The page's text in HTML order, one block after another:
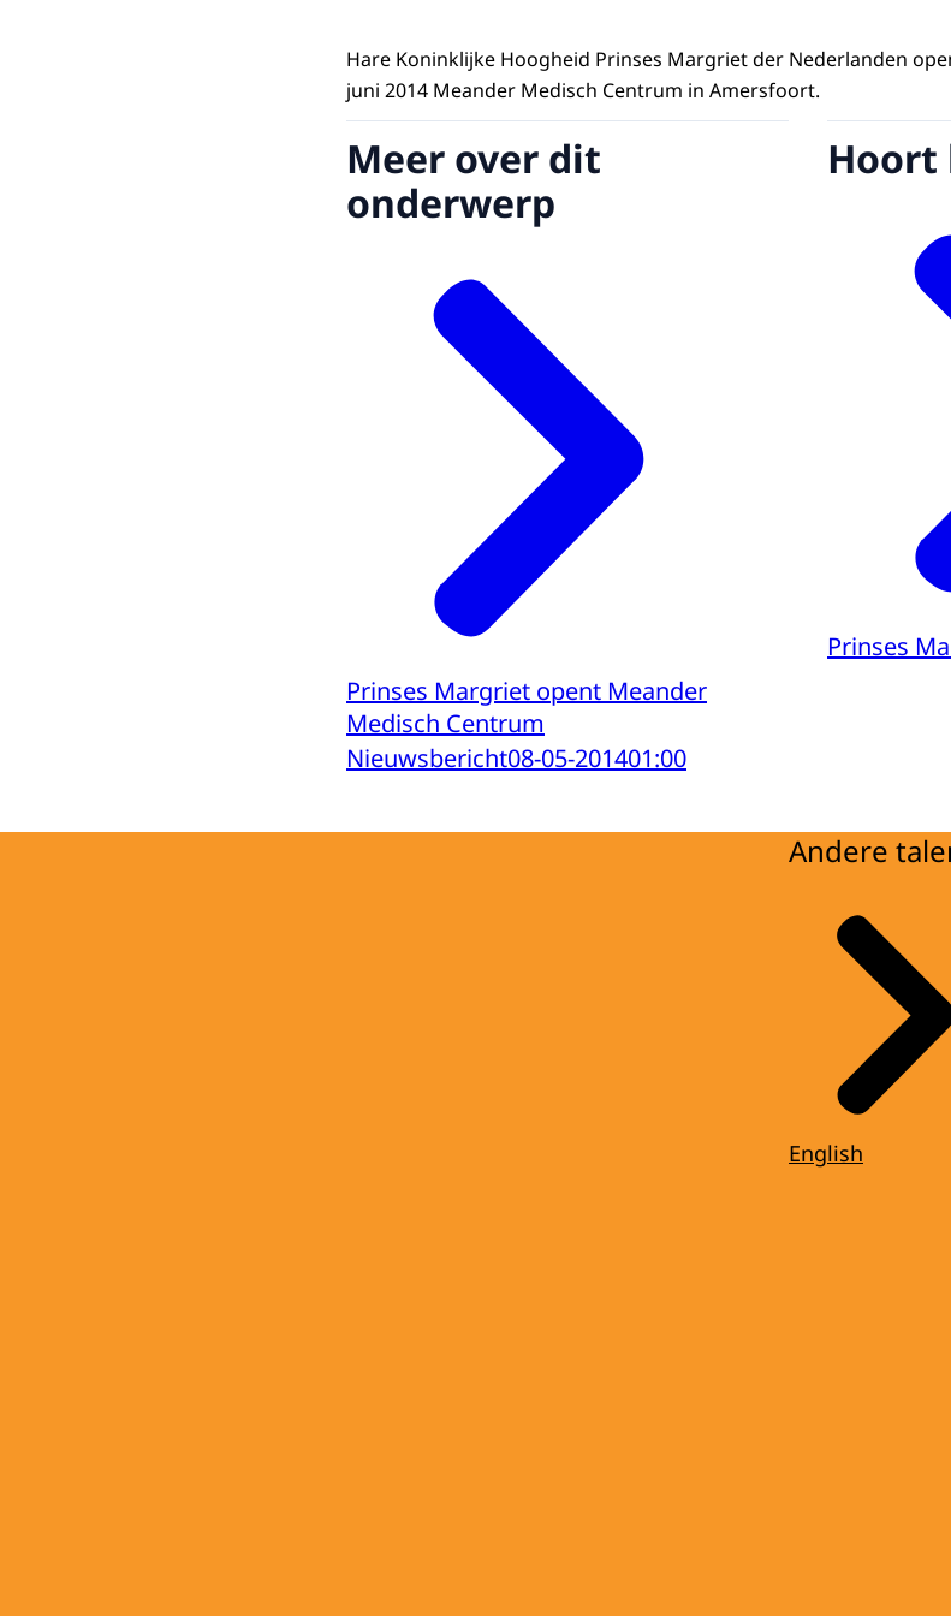
Hare Koninklijke Hoogheid Prinses Margriet der Nederlanden
juni 2014 Meander Medisch Centrum in Amersfoort.
Meer over dit
onderwerp
Prinses Margriet opent Meander
Medisch Centrum
Nieuwsbericht08-05-201401:00
Hoort
Prinses
Andere
English